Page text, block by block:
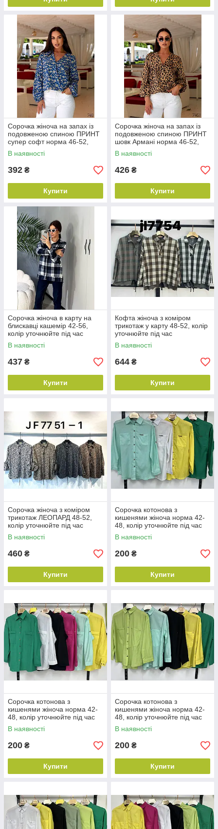
Сорочка жіноча на запах із
подовженою спиною ПРИНТ
супер софт норма 46-52,
колір і принт уточнюйте під
час замовлення
В наявності
392 ₴
Купити
Сорочка жіноча на запах із
подовженою спиною ПРИНТ
шовк Армані норма 46-52,
колір і принт уточнюйте під
час замовлення
В наявності
426 ₴
Купити
Сорочка жіноча в карту на
блискавці кашемір 42-56,
колір уточнюйте під час
замовлення
В наявності
437 ₴
Купити
Кофта жіноча з коміром
трикотаж у карту 48-52, колір
уточнюйте під час
замовлення
В наявності
644 ₴
Купити
Сорочка жіноча з коміром
трикотаж ЛЕОПАРД 48-52,
колір уточнюйте під час
замовлення
В наявності
460 ₴
Купити
Сорочка котонова з
кишенями жіноча норма 42-
48, колір уточнюйте під час
замовлення
В наявності
200 ₴
Купити
Сорочка котонова з
кишенями жіноча норма 42-
48, колір уточнюйте під час
замовлення
В наявності
200 ₴
Купити
Сорочка котонова з
кишенями жіноча норма 42-
48, колір уточнюйте під час
замовлення
В наявності
200 ₴
Купити